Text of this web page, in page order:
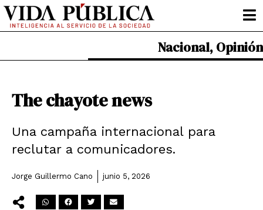
Ir
contenido
Nacional, Opinión
The chayote news
Una campaña internacional para
reclutar a comunicadores.
Jorge Guillermo Cano junio 5, 2026